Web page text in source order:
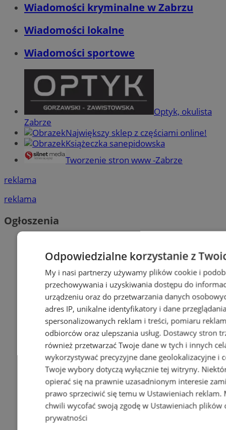
Wiadomości kryminalne w Zabrzu
Wiadomości lokalne
Wiadomości sportowe
Optyk, okulista
Zabrze
Największy sklep z częściami online!
Książeczka sanepidowska
Tworzenie stron www -Zabrze
reklama
reklama
Ogłoszenia
Odpowiedzialne korzystanie z
My i nasi partnerzy używamy plików cookie i
przechowywania i uzyskiwania dostępu do
urządzeniu oraz do przetwarzania danych
adres IP, unikalne identyfikatory i dane
spersonalizowanych reklam i treści, pomiaru
odbiorców oraz ulepszania usług. Dostawcy stron
również przetwarzać Twoje dane w tych i innych
wykorzystywać precyzyjne dane geolokalizacyjne i
Twoje wybory dotyczą wyłącznie tej witryny.
opierać się na prawnie uzasadnionym interesie
prawo sprzeciwić się temu w Ustawieniach reklam.
chwili wycofać swoją zgodę w Ustawieniach plików
prywatności